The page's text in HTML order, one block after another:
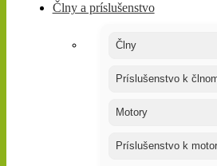
Člny a príslušenstvo
Člny
Príslušenstvo k
Motory
Príslušenstvo k